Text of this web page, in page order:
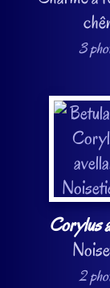
3
Corylus
2